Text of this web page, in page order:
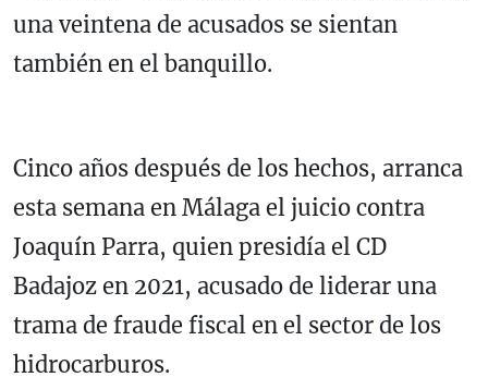
una veintena de acusados se sientan
también en el banquillo.
Cinco años después de los hechos, arranca
esta semana en Málaga el juicio contra
Joaquín Parra, quien presidía el CD
Badajoz en 2021, acusado de liderar una
trama de fraude fiscal en el sector de los
hidrocarburos.